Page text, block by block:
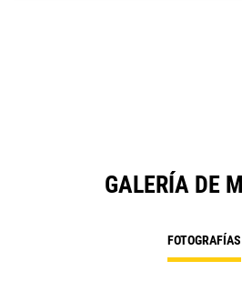
GALERÍA DE
FOTOGRAFÍAS